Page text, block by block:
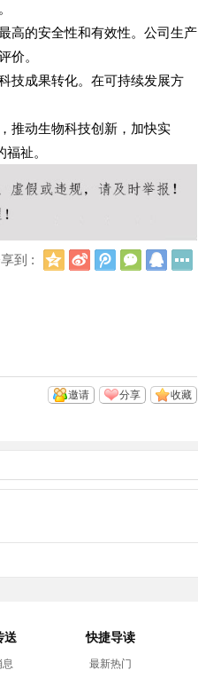
高的安全性和有效性。公司生产
价。
技成果转化。在可持续发展方
推动生物科技创新，加快实
祉。
到 :
Q
新
浪
腾
讯
微
信
Q
收藏
分享
邀请
送
息
快捷导读
最新热门